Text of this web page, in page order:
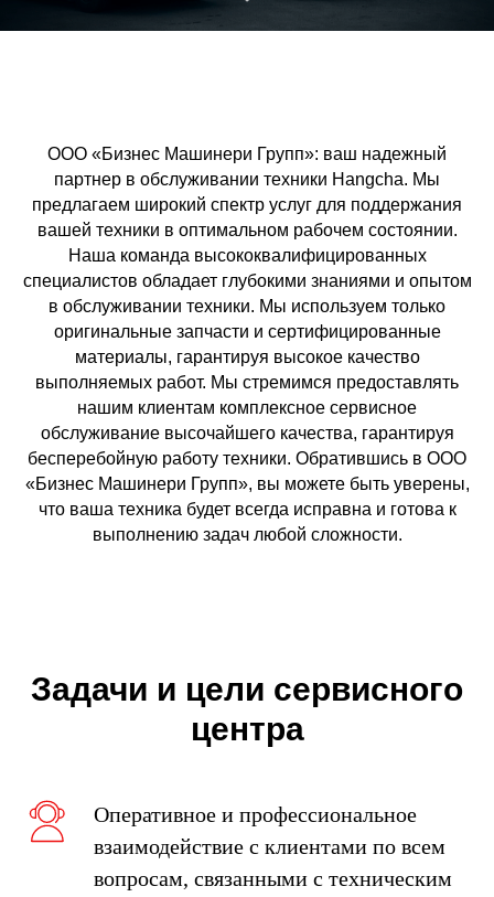
ООО «Бизнес Машинери Групп»: ваш надежный
партнер в обслуживании техники Hangcha. Мы
предлагаем широкий спектр услуг для поддержания
вашей техники в оптимальном рабочем состоянии.
Наша команда высококвалифицированных
специалистов обладает глубокими знаниями и опытом
в обслуживании техники. Мы используем только
оригинальные запчасти и сертифицированные
материалы, гарантируя высокое качество
выполняемых работ. Мы стремимся предоставлять
нашим клиентам комплексное сервисное
обслуживание высочайшего качества, гарантируя
бесперебойную работу техники. Обратившись в ООО
«Бизнес Машинери Групп», вы можете быть уверены,
что ваша техника будет всегда исправна и готова к
выполнению задач любой сложности.
Задачи и цели сервисного
центра
Оперативное и профессиональное
взаимодействие с клиентами по всем
вопросам, связанными с техническим